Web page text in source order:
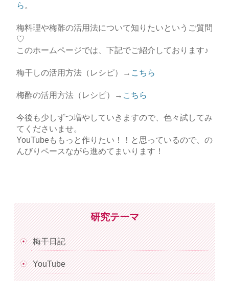
ら 。
梅料理や梅酢の活用法について知りたいというご質問
♡
このホームページでは、下記でご紹介しております♪
梅干しの活用方法（レシピ）→ こちら
梅酢の活用方法（レシピ）→ こちら
今後も少しずつ増やしていきますので、色々試してみ
てくださいませ。
YouTubeももっと作りたい！！と思っているので、の
んびりペースながら進めてまいります！
研究テーマ
梅干日記
YouTube